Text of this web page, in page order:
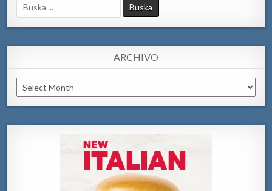
for:
ARCHIVO
Archivo